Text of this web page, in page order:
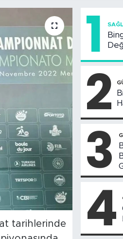
tarihlerinde
1
2
3
4